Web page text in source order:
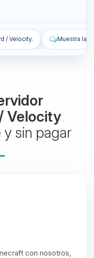
de los registros en directo de
Velocity
sin pagar
con nosotros,